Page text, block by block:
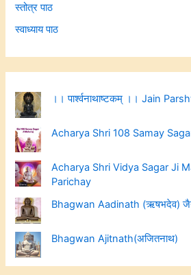
स्तोत्र पाठ
स्वाध्याय पाठ
।। पार्श्वनाथाष्टकम् ।। Jain
Acharya Shri 108 Samay
Acharya Shri Vidya Sagar Ji
Parichay
Bhagwan Aadinath (ऋषभदेव) जैन
Bhagwan Ajitnath(अजितनाथ)